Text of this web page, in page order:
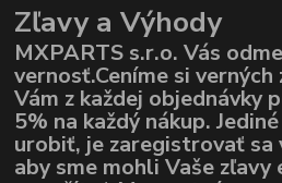
Zľavy a Výhody
MXPARTS s.r.o. Vás
vernosť.Ceníme si
Vám z každej objednávky
5% na každý nákup.
urobiť, je zaregistrovať sa
aby sme mohli Vaše zľavy